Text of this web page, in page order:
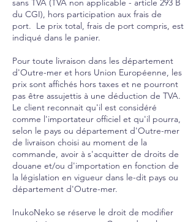
sans TVA (TVA non applicable - article 293 B
du CGI), hors participation aux frais de
port. Le prix total, frais de port compris, est
indiqué dans le panier.
Pour toute livraison dans les département
d'Outre-mer et hors Union Européenne, les
prix sont affichés hors taxes et ne pourront
pas être assujettis à une déduction de TVA.
Le client reconnait qu'il est considéré
comme l'importateur officiel et qu'il pourra,
selon le pays ou département d'Outre-mer
de livraison choisi au moment de la
commande, avoir à s'acquitter de droits de
douane et/ou d'importation en fonction de
la législation en vigueur dans le-dit pays ou
département d'Outre-mer.
InukoNeko se réserve le droit de modifier